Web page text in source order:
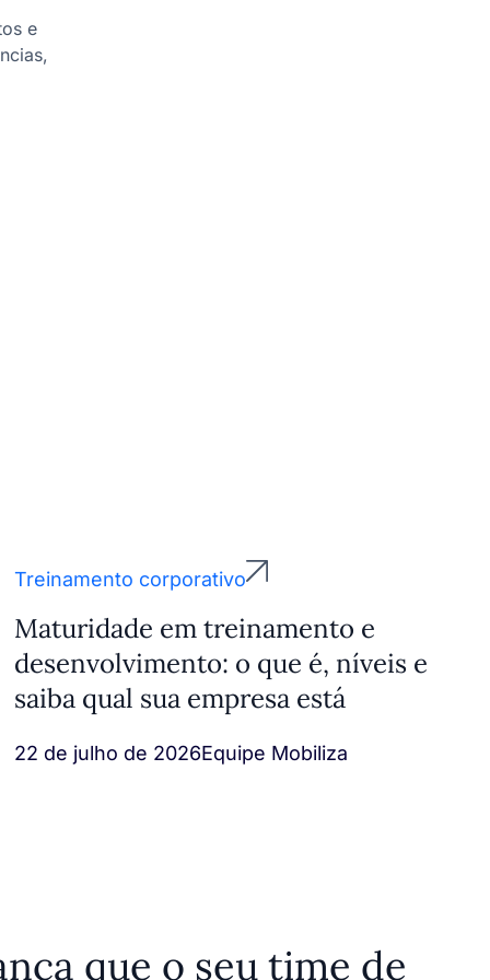
e
Treinamento corporativo
Maturidade em treinamento e
desenvolvimento: o que é, níveis e
saiba qual sua empresa está
22 de julho de 2026Equipe Mobiliza
que o seu time de